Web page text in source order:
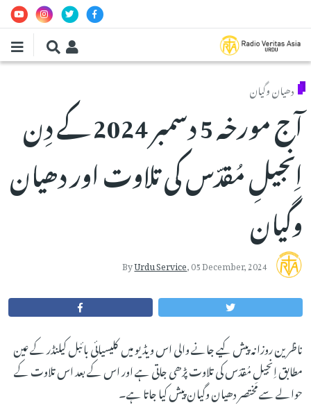
دھیان وگیان
آج مورخہ 5 دسمبر 2024 کے دِن
اِنجیلِ مُقدّس کی تلاوت اور دھیان
وگیان
ByUrdu Service,05 December, 2024
ناظرین روزانہ پیش کیے جانے والی اس ویڈیو میں کلیسیائی بائبل کیلنڈر کے عین
مطابق اِنجیلِ مُقدّس کی تلاوت پڑھی جاتی ہے اور اس کے بعد اس تلاوت کے
حوالے سے مختصر دھیان وگیان پیش کیا جاتا ہے۔